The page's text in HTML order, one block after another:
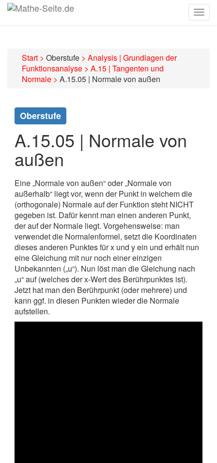
Start > Oberstufe > Analysis | Grundlagen der
Funktionsanalyse > A.15 | Tangenten und
Normale > A.15.05 | Normale von außen
Oberstufe
A.15.05 | Normale von
außen
Eine „Normale von außen“ oder „Normale von
außerhalb“ liegt vor, wenn der Punkt in welchem die
(orthogonale) Normale auf der Funktion steht NICHT
gegeben ist. Dafür kennt man einen anderen Punkt,
der auf der Normale liegt. Vorgehensweise: man
verwendet die Normalenformel, setzt die Koordinaten
dieses anderen Punktes für x und y ein und erhält nun
eine Gleichung mit nur noch einer einzigen
Unbekannten („u“). Nun löst man die Gleichung nach
„u“ auf (welches der x-Wert des Berührpunktes ist).
Jetzt hat man den Berührpunkt (oder mehrere) und
kann ggf. in diesen Punkten wieder die Normale
aufstellen.